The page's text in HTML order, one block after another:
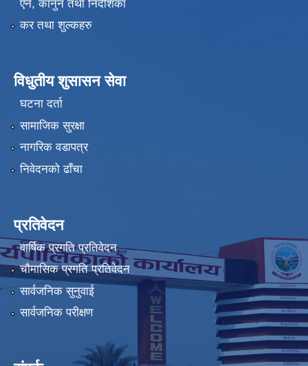
एन, कानुन तथा निर्देशिका
कर तथा शुल्कहरु
विधुतीय शुसासन सेवा
घटना दर्ता
सामाजिक सुरक्षा
नागरिक वडापत्र
निवेदनको ढाँचा
प्रतिवेदन
वार्षिक प्रगति प्रतिवेदन
चौमासिक प्रगति प्रतिवेदन
सार्वजनिक सुनुवाई
सार्वजनिक परीक्षण